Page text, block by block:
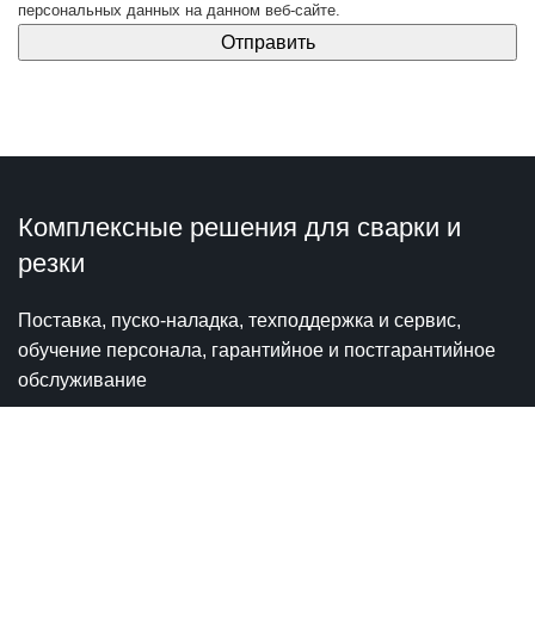
персональных данных на данном веб-сайте.
Комплексные решения для сварки и
резки
Поставка, пуско-наладка, техподдержка и сервис,
обучение персонала, гарантийное и постгарантийное
обслуживание